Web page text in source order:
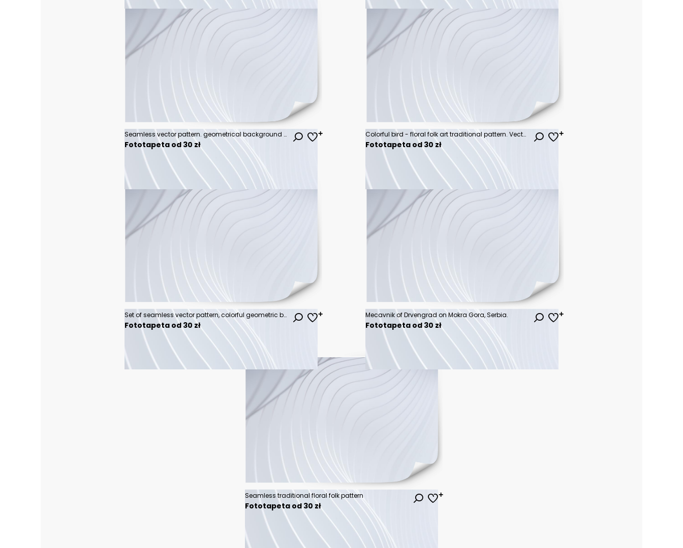
Seamless vector pattern. geometrical background with hand drawn decorative tribal elements. Print with ethnic, folk, traditional motifs. Graphic geometric illustration for wrapping, wallpaper, fabric
Fototapeta od 30 zł
Colorful bird - floral folk art traditional pattern. Vector logo design.
Fototapeta od 30 zł
Set of seamless vector pattern, colorful geometric background with rhombus, triangles, rectangles, dots, lines, squares. Abstract graphic design. Line drawing, print for wallpaper, fabric
Fototapeta od 30 zł
Mecavnik of Drvengrad on Mokra Gora, Serbia.
Fototapeta od 30 zł
Seamless traditional floral folk pattern
Fototapeta od 30 zł